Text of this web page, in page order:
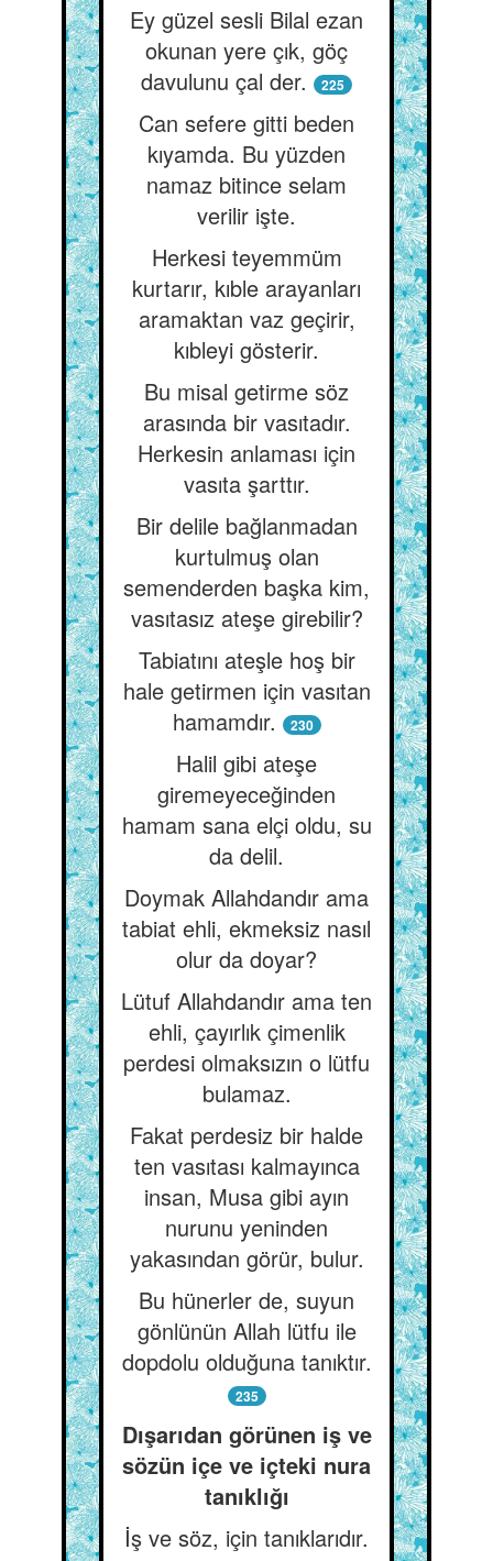
Ey güzel sesli Bilal ezan
okunan yere çık, göç
davulunu çal der.
225
Can sefere gitti beden
kıyamda. Bu yüzden
namaz bitince selam
verilir işte.
Herkesi teyemmüm
kurtarır, kıble arayanları
aramaktan vaz geçirir,
kıbleyi gösterir.
Bu misal getirme söz
arasında bir vasıtadır.
Herkesin anlaması için
vasıta şarttır.
Bir delile bağlanmadan
kurtulmuş olan
semenderden başka kim,
vasıtasız ateşe girebilir?
Tabiatını ateşle hoş bir
hale getirmen için vasıtan
hamamdır.
230
Halil gibi ateşe
giremeyeceğinden
hamam sana elçi oldu, su
da delil.
Doymak Allahdandır ama
tabiat ehli, ekmeksiz nasıl
olur da doyar?
Lütuf Allahdandır ama ten
ehli, çayırlık çimenlik
perdesi olmaksızın o lütfu
bulamaz.
Fakat perdesiz bir halde
ten vasıtası kalmayınca
insan, Musa gibi ayın
nurunu yeninden
yakasından görür, bulur.
Bu hünerler de, suyun
gönlünün Allah lütfu ile
dopdolu olduğuna tanıktır.
235
Dışarıdan görünen iş ve
sözün içe ve içteki nura
tanıklığı
İş ve söz, için tanıklarıdır.